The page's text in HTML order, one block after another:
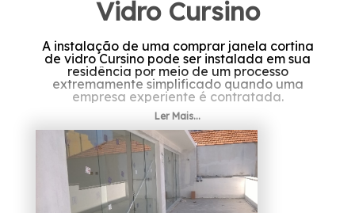
Vidro Cursino
A instalação de uma comprar janela cortina
de vidro Cursino pode ser instalada em sua
residência por meio de um processo
extremamente simplificado quando uma
empresa experiente é contratada.
Você está procurando por
comprar janela cortina de
vidro Cursino?
A Esquadriflex tem a sua organização
focada nos resultados positivos e na
Ler Mais...